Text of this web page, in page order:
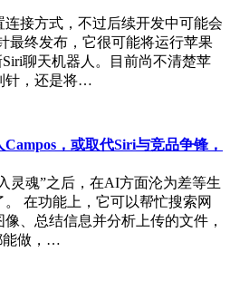
连接方式，不过后续开发中可能会
最终发布，它很可能将运行苹果
聊天机器人。目前尚不清楚苹
针，还是将…
，或取代Siri与竞品争锋，
灵魂”之后，在AI方面沦为差等生
在功能上，它可以帮忙搜索网
、总结信息并分析上传的文件，
能做，…